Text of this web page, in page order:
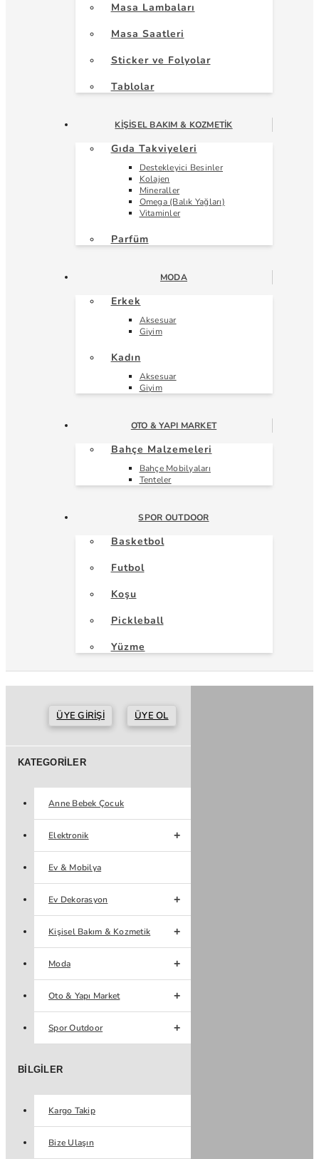
Masa Lambaları
Masa Saatleri
Sticker ve Folyolar
Tablolar
KIŞISEL BAKIM & KOZMETIK
Gıda Takviyeleri
Destekleyici Besinler
Kolajen
Mineraller
Omega (Balık Yağları)
Vitaminler
Parfüm
MODA
Erkek
Aksesuar
Giyim
Kadın
Aksesuar
Giyim
OTO & YAPI MARKET
Bahçe Malzemeleri
Bahçe Mobilyaları
Tenteler
SPOR OUTDOOR
Basketbol
Futbol
Koşu
Pickleball
Yüzme
ÜYE GIRIŞI ÜYE OL
KATEGORILER
Anne Bebek Çocuk
Elektronik
Ev & Mobilya
Ev Dekorasyon
Kişisel Bakım & Kozmetik
Moda
Oto & Yapı Market
Spor Outdoor
BILGILER
Kargo Takip
Bize Ulaşın